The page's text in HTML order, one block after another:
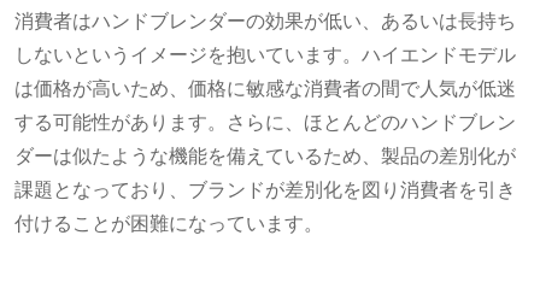
消費者はハンドブレンダーの効果が低い、あるいは長持ち
しないというイメージを抱いています。ハイエンドモデル
は価格が高いため、価格に敏感な消費者の間で人気が低迷
する可能性があります。さらに、ほとんどのハンドブレン
ダーは似たような機能を備えているため、製品の差別化が
課題となっており、ブランドが差別化を図り消費者を引き
付けることが困難になっています。